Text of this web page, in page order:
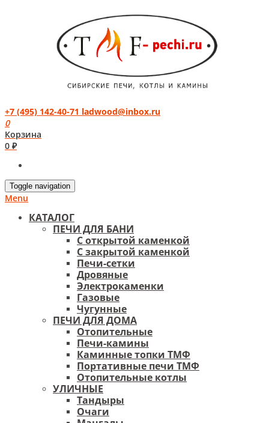
+7 (495) 142-40-71 ladwood@inbox.ru
0
Корзина
0 ₽
Toggle navigation
Menu
КАТАЛОГ
ПЕЧИ ДЛЯ БАНИ
С открытой каменкой
С закрытой каменкой
Печи-сетки
Дровяные
Электрокаменки
Газовые
Чугунные
ПЕЧИ ДЛЯ ДОМА
Отопительные
Печи-камины
Каминные топки ТМФ
Портативные печи ТМФ
Отопительные котлы
УЛИЧНЫЕ
Тандыры
Очаги